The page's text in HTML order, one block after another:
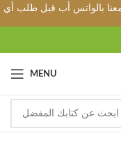
بالواتس أب قبل طلب أي
MENU